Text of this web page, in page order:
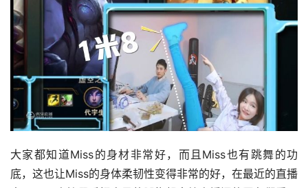
大家都知道Miss的身材非常好，而且Miss也有跳舞的功
底，这也让Miss的身体柔韧性变得非常的好，在最近的直播